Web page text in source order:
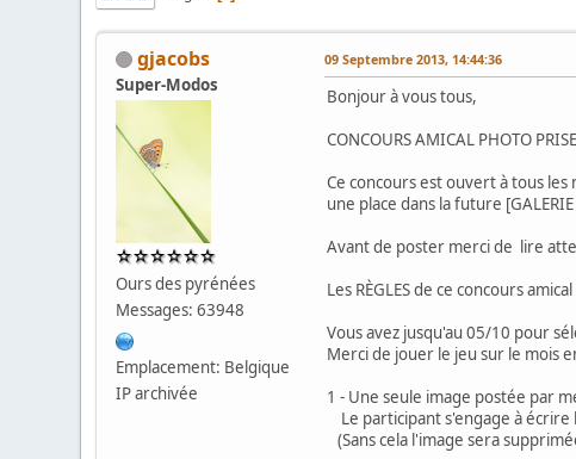
gjacobs
Super-Modos
Ours des pyrénées
Messages: 63948
Emplacement: Belgique
IP archivée
09 Septembre 2013, 14:44:36
Bonjour à vous tous,
CONCOURS AMICAL PHOTO
Ce concours est ouvert à tous
une place dans la future
Avant de poster merci de lire
Les RÈGLES de ce concours
Vous avez jusqu'au 05/10 pour
Merci de jouer le jeu sur le mois
1 - Une seule image postée par
Le participant s'engage à écrire
(Sans cela l'image sera